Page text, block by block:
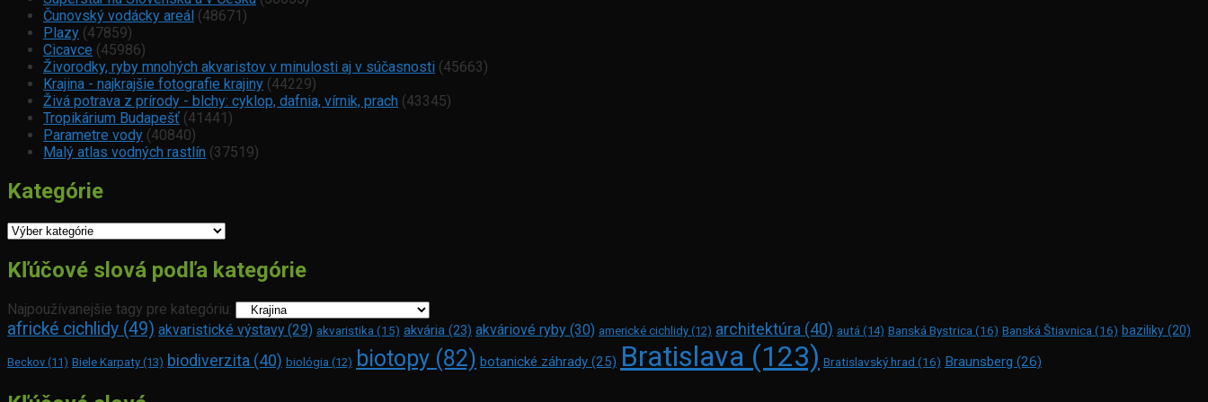
Čunovský vodácky areál (48671)
Plazy (47859)
Cicavce (45986)
Živorodky, ryby mnohých akvaristov v minulosti aj v súčasnosti (45663)
Krajina - najkrajšie fotografie krajiny (44229)
Živá potrava z prírody - blchy: cyklop, dafnia, vírnik, prach (43345)
Tropikárium Budapešť (41441)
Parametre vody (40840)
Malý atlas vodných rastlín (37519)
Kategórie
Kategórie
Kľúčové slová podľa kategórie
Najpoužívanejšie tagy pre kategóriu:
africké cichlidy (49) akvaristické výstavy (29) akvaristika (15) akvária (23) akváriové ryby (30) americké cichlidy (12) architektúra (40) autá (14) Banská Bystrica (16) Banská Štiavnica (16) baziliky (20)
Beckov (11) Biele Karpaty (13) biodiverzita (40) biológia (12) biotopy (82) botanické záhrady (25) Bratislava (123) Bratislavský hrad (16) Braunsberg (26)